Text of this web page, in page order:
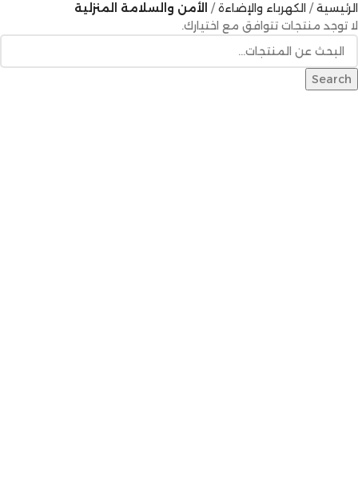
الرئيسية الكهرباء والإضاءة
الأمن والسلامة المنزلية
لا توجد منتجات تتوافق مع اختيارك.
Search